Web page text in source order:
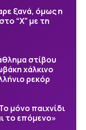
ξανά, όμως η
“Χ” με τη
στίβου
χάλκινο
ρεκόρ
μόνο παιχνίδι
το επόμενο»